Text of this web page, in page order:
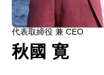
代表取締役 兼 CEO
秋國 寛